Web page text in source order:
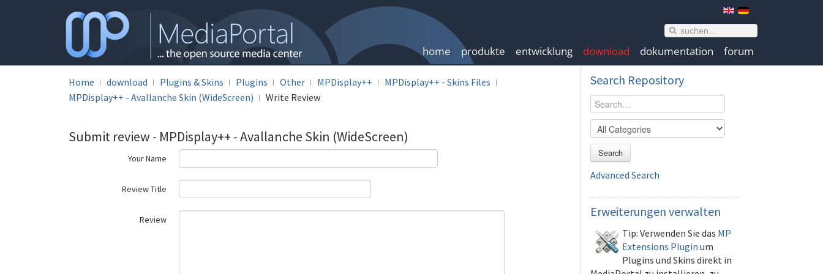
home produkte entwicklung download dokumentation forum
Home download Plugins & Skins Plugins Other MPDisplay++
MPDisplay++ - Skins Files
MPDisplay++ - Avallanche Skin (WideScreen)
Write Review
Submit review - MPDisplay++ - Avallanche Skin (WideScreen)
Your Name
Review Title
Review
Search Repository
Search
Advanced Search
Erweiterungen verwalten
Tip: Verwenden Sie das MP
Extensions Plugin um
Plugins und Skins direkt in